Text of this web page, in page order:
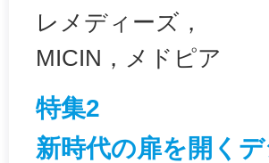
レメディーズ，
MICIN，メドピア
特集2
新時代の扉を開く